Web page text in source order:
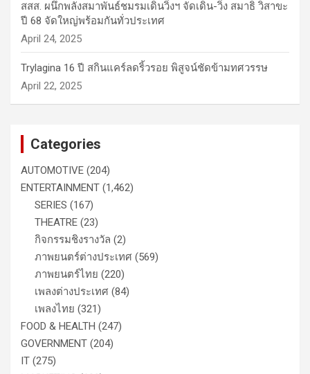
สสส. ผนึกพลังสมาพันธ์ชมรมเดินวิ่งฯ จัดเดิน-วิ่ง สมาธิ วิสาขะ
ปี 68 จัดใหญ่พร้อมกันทั่วประเทศ
April 24, 2025
Trylagina 16 ปี สกินแคร์ลดริ้วรอย พิสูจน์ชัดข้ามทศวรรษ
April 22, 2025
Categories
AUTOMOTIVE (204)
ENTERTAINMENT (1,462)
SERIES (167)
THEATRE (23)
กิจกรรมชิงรางวัล (2)
ภาพยนตร์ต่างประเทศ (569)
ภาพยนตร์ไทย (220)
เพลงต่างประเทศ (84)
เพลงไทย (321)
FOOD & HEALTH (247)
GOVERNMENT (204)
IT (275)